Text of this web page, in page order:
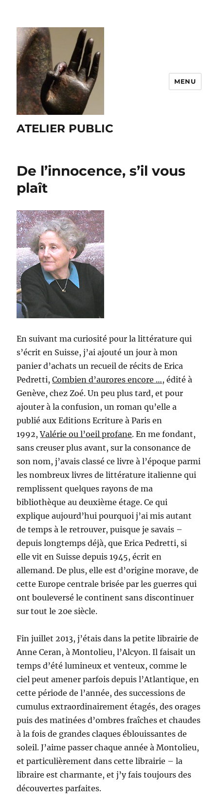
ATELIER PUBLIC
MENU
De l’innocence, s’il vous
plaît
En suivant ma curiosité pour la littérature qui
s’écrit en Suisse, j’ai ajouté un jour à mon
panier d’achats un recueil de récits de Erica
Pedretti,Combien d’aurores encore …, édité à
Genève, chez Zoé. Un peu plus tard, et pour
ajouter à la confusion, un roman qu’elle a
publié aux Editions Ecriture à Paris en
1992,Valérie ou l’oeil profane. En me fondant,
sans creuser plus avant, sur la consonance de
son nom, j’avais classé ce livre à l’époque parmi
les nombreux livres de littérature italienne qui
remplissent quelques rayons de ma
bibliothèque au deuxième étage. Ce qui
explique aujourd’hui pourquoi j’ai mis autant
de temps à le retrouver, puisque je savais –
depuis longtemps déjà, que Erica Pedretti, si
elle vit en Suisse depuis 1945, écrit en
allemand. De plus, elle est d’origine morave, de
cette Europe centrale brisée par les guerres qui
ont bouleversé le continent sans discontinuer
sur tout le 20e siècle.
Fin juillet 2013, j’étais dans la petite librairie de
Anne Ceran, à Montolieu, l’Alcyon. Il faisait un
temps d’été lumineux et venteux, comme le
ciel peut amener parfois depuis l’Atlantique, en
cette période de l’année, des successions de
cumulus extraordinairement étagés, des orages
puis des matinées d’ombres fraîches et chaudes
à la fois de grandes claques éblouissantes de
soleil. J’aime passer chaque année à Montolieu,
et particulièrement dans cette librairie – la
libraire est charmante, et j’y fais toujours des
découvertes parfaites.